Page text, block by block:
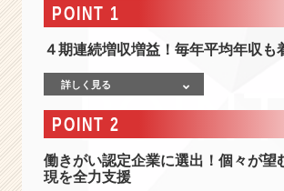
g
の
-
【2
POINT 1
４期連続増収増益！毎年平均年収も
詳しく見る
POINT 2
働きがい認定企業に選出！個々が望
現を全力支援